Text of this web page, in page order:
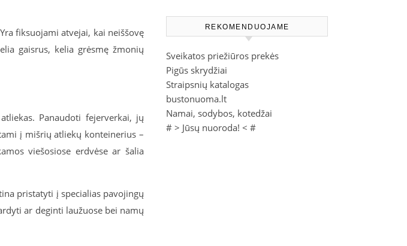
fiksuojami atvejai, kai neiššovę
gaisrus, kelia grėsmę žmonių
Panaudoti fejerverkai, jų
į mišrių atliekų konteinerius –
viešosiose erdvėse ar šalia
pristatyti į specialias pavojingų
ar deginti laužuose bei namų
REKOMENDUOJAME
Sveikatos priežiūros prekės
Pigūs skrydžiai
Straipsnių katalogas
bustonuoma.lt
Namai, sodybos, kotedžai
# > Jūsų nuoroda! < #